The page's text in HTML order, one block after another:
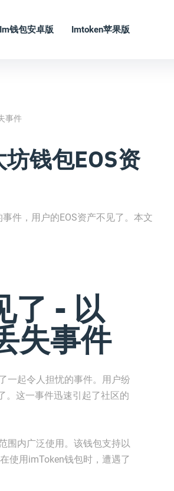
Im钱包安卓版 Imtoken苹果版
事件
钱包EOS资
件，用户的EOS资产不见了。本文
了 - 以
失事件
一起令人担忧的事件。用户纷
。这一事件迅速引起了社区的
围内广泛使用。该钱包支持以
使用imToken钱包时，遭遇了